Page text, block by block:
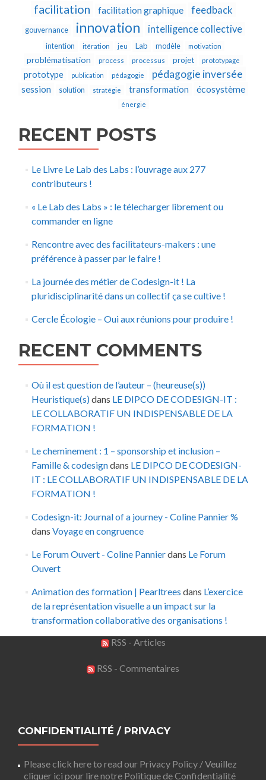
facilitation
facilitation graphique feedback
gouvernance innovation intelligence collective
intention itération jeu Lab modèle motivation
problématisation process processus projet prototypage
prototype publication pédagogie pédagogie inversée
session solution stratégie transformation écosystème
énergie
RECENT POSTS
Le Livre Le Lab des Labs : l’ouvrage aux 277
contributeurs !
« Le Lab des Labs » : le télecharger librement ou
commander en ligne
Rencontre avec des facilitateurs-makers : une
préférence à passer par le faire !
La journée des métier de Codesign-it ! La
pluridisciplinarité dans un collectif ça se cultive !
Cercle Écologie – Oui aux réunions pour produire !
RECENT COMMENTS
Où il est question de l’auteur – (heureuse(s))
Heuristique(s)dans LE DIPCO DE CODESIGN-IT :
LE COLLABORATIF UN INDISPENSABLE DE LA
FORMATION !
Le cheminement : 1 – sponsorship et inclusion –
Famille & codesigndans LE DIPCO DE CODESIGN-
IT : LE COLLABORATIF UN INDISPENSABLE DE LA
FORMATION !
Codesign-it: Journal of a journey - Coline Pannier %
dans Voyage en congruence
Le Forum Ouvert - Coline Pannierdans Le Forum
Ouvert
Animation des formation | Pearltrees dans L’exercice
de la représentation visuelle a un impact sur la
transformation collaborative des organisations !
RSS - Articles
RSS - Commentaires
CONFIDENTIALITÉ / PRIVACY
Please click here to read our Privacy Policy / Veuillez
cliquer ici pour lire notre Politique de Confidentialité